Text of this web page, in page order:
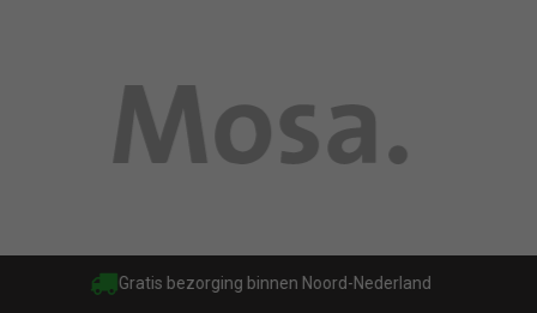
Gratis bezorging binnen Noord-Nederland